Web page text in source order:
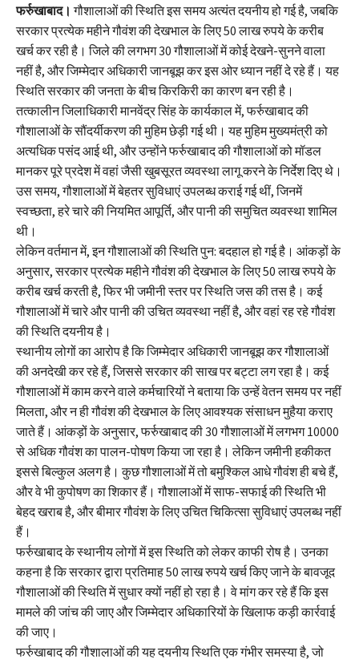
फर्रुखाबाद। गौशालाओं की स्थिति इस समय अत्यंत दयनीय हो गई है, जबकि
सरकार प्रत्येक महीने गौवंश की देखभाल के लिए 50 लाख रुपये के करीब
खर्च कर रही है। जिले की लगभग 30 गौशालाओं में कोई देखने-सुनने वाला
नहीं है, और जिम्मेदार अधिकारी जानबूझ कर इस ओर ध्यान नहीं दे रहे हैं। यह
स्थिति सरकार की जनता के बीच किरकिरी का कारण बन रही है।
तत्कालीन जिलाधिकारी मानवेंद्र सिंह के कार्यकाल में, फर्रुखाबाद की
गौशालाओं के सौंदर्यीकरण की मुहिम छेड़ी गई थी। यह मुहिम मुख्यमंत्री को
अत्यधिक पसंद आई थी, और उन्होंने फर्रुखाबाद की गौशालाओं को मॉडल
मानकर पूरे प्रदेश में वहां जैसी खुबसूरत व्यवस्था लागू करने के निर्देश दिए थे।
उस समय, गौशालाओं में बेहतर सुविधाएं उपलब्ध कराई गई थीं, जिनमें
स्वच्छता, हरे चारे की नियमित आपूर्ति, और पानी की समुचित व्यवस्था शामिल
थी।
लेकिन वर्तमान में, इन गौशालाओं की स्थिति पुन: बदहाल हो गई है। आंकड़ों के
अनुसार, सरकार प्रत्येक महीने गौवंश की देखभाल के लिए 50 लाख रुपये के
करीब खर्च करती है, फिर भी जमीनी स्तर पर स्थिति जस की तस है। कई
गौशालाओं में चारे और पानी की उचित व्यवस्था नहीं है, और वहां रह रहे गौवंश
की स्थिति दयनीय है।
स्थानीय लोगों का आरोप है कि जिम्मेदार अधिकारी जानबूझ कर गौशालाओं
की अनदेखी कर रहे हैं, जिससे सरकार की साख पर बट्टा लग रहा है। कई
गौशालाओं में काम करने वाले कर्मचारियों ने बताया कि उन्हें वेतन समय पर नहीं
मिलता, और न ही गौवंश की देखभाल के लिए आवश्यक संसाधन मुहैया कराए
जाते हैं। आंकड़ों के अनुसार, फर्रुखाबाद की 30 गौशालाओं में लगभग 10000
से अधिक गौवंश का पालन-पोषण किया जा रहा है। लेकिन जमीनी हकीकत
इससे बिल्कुल अलग है। कुछ गौशालाओं में तो बमुश्किल आधे गौवंश ही बचे हैं,
और वे भी कुपोषण का शिकार हैं। गौशालाओं में साफ-सफाई की स्थिति भी
बेहद खराब है, और बीमार गौवंश के लिए उचित चिकित्सा सुविधाएं उपलब्ध नहीं
हैं।
फर्रुखाबाद के स्थानीय लोगों में इस स्थिति को लेकर काफी रोष है। उनका
कहना है कि सरकार द्वारा प्रतिमाह 50 लाख रुपये खर्च किए जाने के बावजूद
गौशालाओं की स्थिति में सुधार क्यों नहीं हो रहा है। वे मांग कर रहे हैं कि इस
मामले की जांच की जाए और जिम्मेदार अधिकारियों के खिलाफ कड़ी कार्रवाई
की जाए।
फर्रुखाबाद की गौशालाओं की यह दयनीय स्थिति एक गंभीर समस्या है, जो